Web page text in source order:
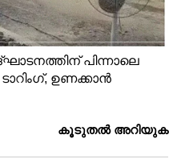
ഹോണ്ടയുടെ അടുത്ത